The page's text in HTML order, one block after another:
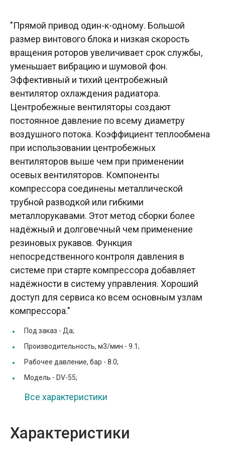
"Прямой привод один-к-одному. Большой
размер винтового блока и низкая скорость
вращения роторов увеличивает срок службы,
уменьшает вибрацию и шумовой фон.
Эффективный и тихий центробежный
вентилятор охлаждения радиатора.
Центробежные вентиляторы создают
постоянное давление по всему диаметру
воздушного потока. Коэффициент теплообмена
при использовании центробежных
вентиляторов выше чем при применении
осевых вентиляторов. Компоненты
компрессора соединены металлической
трубной разводкой или гибкими
металлорукавами. Этот метод сборки более
надёжный и долговечный чем применение
резиновых рукавов. Функция
непосредственного контроля давления в
системе при старте компрессора добавляет
надёжности в систему управления. Хороший
доступ для сервиса ко всем основным узлам
компрессора."
Под заказ - Да;
Производительность, м3/мин - 9.1;
Рабочее давление, бар - 8.0;
Модель - DV-55;
Все характеристики
Характеристики